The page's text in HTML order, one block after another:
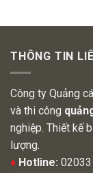
THÔNG TIN
Công ty Quảng
và thi công
nghiệp. Thiết kế
lượng.
♦ Hotline: